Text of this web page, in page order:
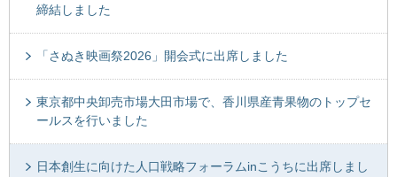
締結しました
「さぬき映画祭2026」開会式に出席しました
東京都中央卸売市場大田市場で、香川県産青果物のトップセ
ールスを行いました
日本創生に向けた人口戦略フォーラムinこうちに出席しまし